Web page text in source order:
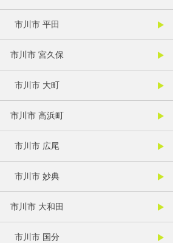
市川市 平田
市川市 宮久保
市川市 大町
市川市 高浜町
市川市 広尾
市川市 妙典
市川市 大和田
市川市 国分